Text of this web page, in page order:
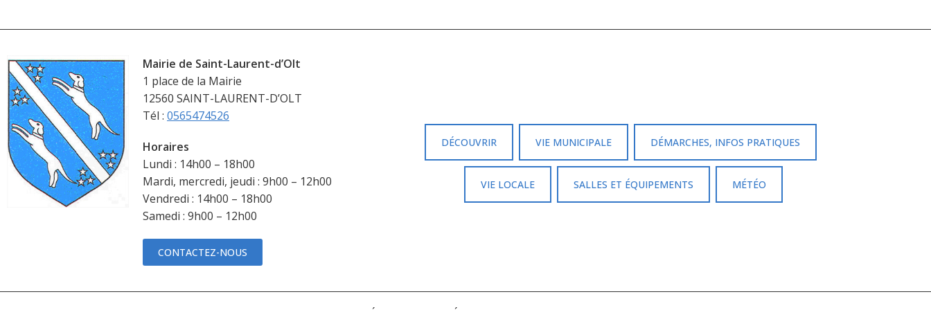
Mairie de Saint-Laurent-d’Olt
1 place de la Mairie
12560 SAINT-LAURENT-D’OLT
Tél : 0565474526
Horaires
Lundi : 14h00 – 18h00
Mardi, mercredi, jeudi : 9h00 – 12h00
Vendredi : 14h00 – 18h00
Samedi : 9h00 – 12h00
CONTACTEZ-NOUS
DÉCOUVRIR VIE MUNICIPALE DÉMARCHES, INFOS PRATIQUES
VIE LOCALE SALLES ET ÉQUIPEMENTS MÉTÉO